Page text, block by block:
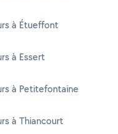
à Étueffont
à Essert
à Petitefontaine
à Thiancourt